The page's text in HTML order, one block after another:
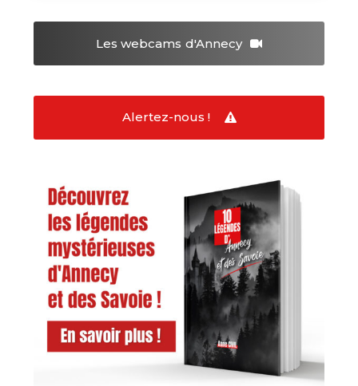
Les webcams d'Annecy
Alertez-nous !